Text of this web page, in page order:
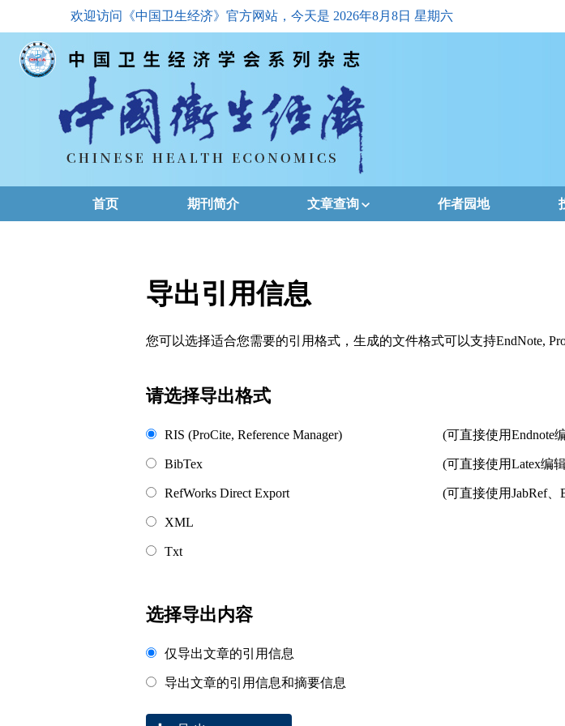
欢迎访问《中国卫生经济》官方网站，今天是 2026年8月8日 星期六
首页 期刊简介 文章查询
下载排名
作者园地
导出引用信息
您可以选择适合您需要的引用格式，生成的文件格式可以支持EndNote,
请选择导出格式
RIS (ProCite, Reference Manager) (可直接使用Endnote
BibTex (可直接使用Latex编
RefWorks Direct Export (可直接使用JabRef
XML
Txt
选择导出内容
仅导出文章的引用信息
导出文章的引用信息和摘要信息